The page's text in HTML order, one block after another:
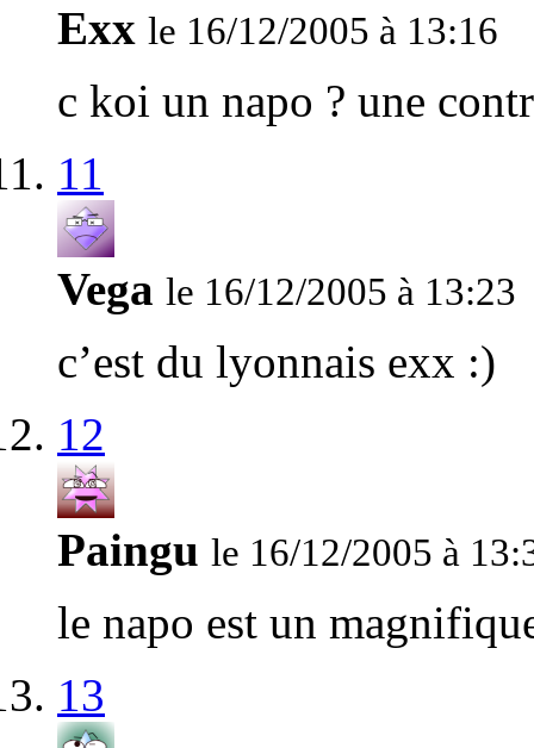
Exx le 16/12/2005 à 13:16
c koi un napo ? une
11
Vega le 16/12/2005 à 13:23
c’est du lyonnais exx :)
12
Paingu le 16/12/2005 à
le napo est un
13